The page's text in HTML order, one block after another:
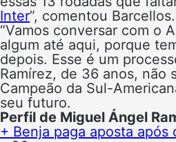
Inter”, comentou Barcellos.
“Vamos conversar com o
algum até aqui, porque
depois. Esse é um
Ramírez, de 36 anos, não
Campeão da Sul-
seu futuro.
Perfil de Miguel Ángel
+ Benja paga aposta